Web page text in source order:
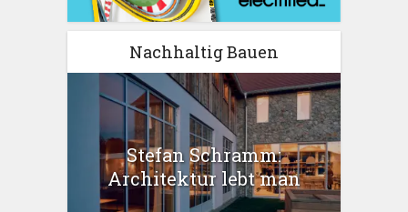
Nachhaltig Bauen
Stefan Schramm:
Architektur lebt man